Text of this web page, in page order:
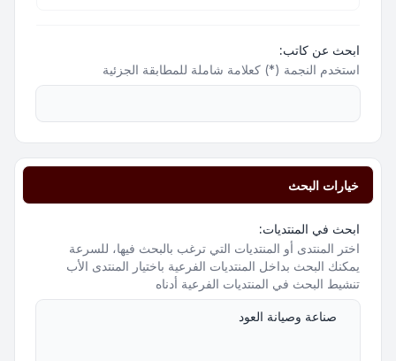
ابحث عن كاتب:
استخدم النجمة (*) كعلامة شاملة للمطابقة الجزئية
خيارات البحث
ابحث في المنتديات:
اختر المنتدى أو المنتديات التي ترغب بالبحث فيها، للسرعة
يمكنك البحث بداخل المنتديات الفرعية باختيار المنتدى الأب
تنشيط البحث في المنتديات الفرعية أدناه